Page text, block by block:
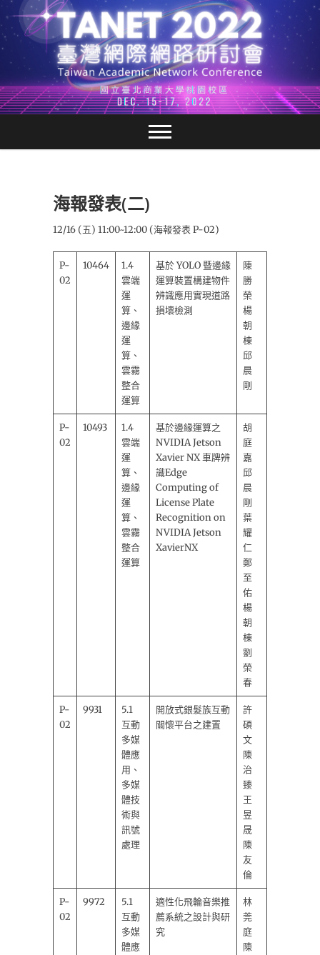
跳
至
主
要
容
海報發表(二)
12/16 (五) 11:00~12:00 (海報發表 P-02)
P-
02
10464
1.4
雲端
運
算、
邊緣
運
算、
雲霧
整合
運算
基於 YOLO 暨邊緣
運算裝置構建物件
辨識應用實現道路
損壞檢測
陳
勝
榮
楊
朝
棟
邱
晨
剛
P-
02
10493
1.4
雲端
運
算、
邊緣
運
算、
雲霧
整合
運算
基於邊緣運算之
NVIDIA Jetson
Xavier NX 車牌辨
識Edge
Computing of
License Plate
Recognition on
NVIDIA Jetson
XavierNX
胡
庭
嘉
邱
晨
剛
葉
耀
仁
鄭
至
佑
楊
朝
棟
劉
榮
春
P-
02
9931
5.1
互動
多媒
體應
用、
多媒
體技
術與
訊號
處理
開放式銀髮族互動
關懷平台之建置
許
碩
文
陳
治
臻
王
昱
晟
陳
友
倫
P-
02
9972
5.1
互動
多媒
體應
適性化飛輪音樂推
薦系統之設計與研
究
林
莞
庭
陳